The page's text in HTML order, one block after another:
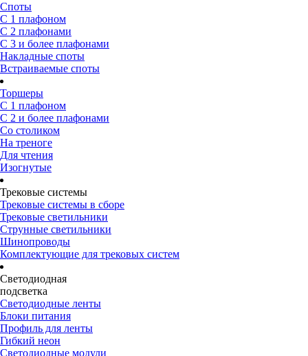
Споты
С 1 плафоном
С 2 плафонами
С 3 и более плафонами
Накладные споты
Встраиваемые споты
Торшеры
С 1 плафоном
С 2 и более плафонами
Со столиком
На треноге
Для чтения
Изогнутые
Трековые системы
Трековые системы в сборе
Трековые светильники
Струнные светильники
Шинопроводы
Комплектующие для трековых систем
Светодиодная
подсветка
Светодиодные ленты
Блоки питания
Профиль для ленты
Гибкий неон
Светодиодные модули